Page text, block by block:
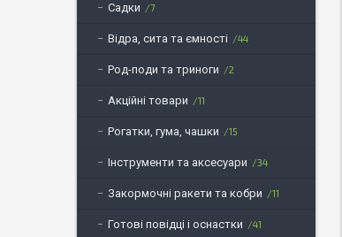
Садки 7
Відра, сита та ємності 44
Род-поди та триноги 2
Акційні товари 11
Рогатки, гума, чашки 15
Інструменти та аксесуари 34
Закормочні ракети та кобри 11
Готові повідці і оснастки 41